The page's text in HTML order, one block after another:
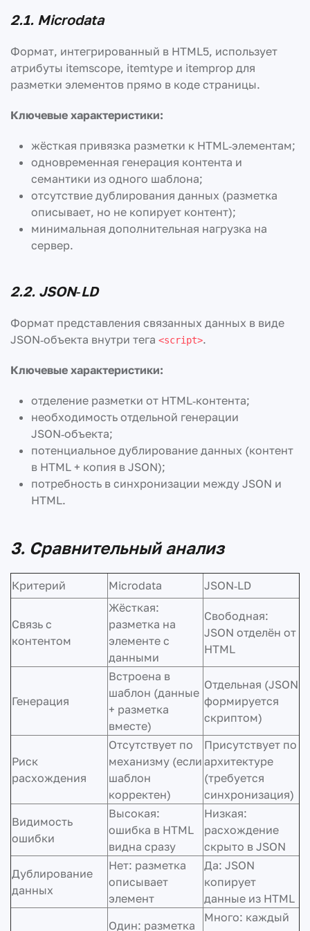
2.1. Microdata
Формат, интегрированный в HTML5, использует
атрибуты itemscope, itemtype и itemprop для
разметки элементов прямо в коде страницы.
Ключевые характеристики:
жёсткая привязка разметки к HTML‑элементам;
одновременная генерация контента и
семантики из одного шаблона;
отсутствие дублирования данных (разметка
описывает, но не копирует контент);
минимальная дополнительная нагрузка на
сервер.
2.2. JSON‑LD
Формат представления связанных данных в виде
JSON‑объекта внутри тега <script>.
Ключевые характеристики:
отделение разметки от HTML‑контента;
необходимость отдельной генерации
JSON‑объекта;
потенциальное дублирование данных (контент
в HTML + копия в JSON);
потребность в синхронизации между JSON и
HTML.
3. Сравнительный анализ
Критерий Microdata JSON‑LD
Связь с
контентом
Жёсткая:
разметка на
элементе с
данными
Свободная:
JSON отделён от
HTML
Генерация
Встроена в
шаблон (данные
+ разметка
вместе)
Отдельная (JSON
формируется
скриптом)
Риск
расхождения
Отсутствует по
механизму (если
шаблон
корректен)
Присутствует по
архитектуре
(требуется
синхронизация)
Видимость
ошибки
Высокая:
ошибка в HTML
видна сразу
Низкая:
расхождение
скрыто в JSON
Дублирование
данных
Нет: разметка
описывает
элемент
Да: JSON
копирует
данные из HTML
Один: разметка
Много: каждый